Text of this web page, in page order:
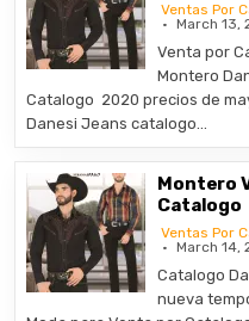
Ventas Por
March 13,
Venta por
Montero
Catalogo 2020 precios de
Danesi Jeans catalogo…
Montero
Catalogo
Ventas Por
March 14,
Catalogo
nueva